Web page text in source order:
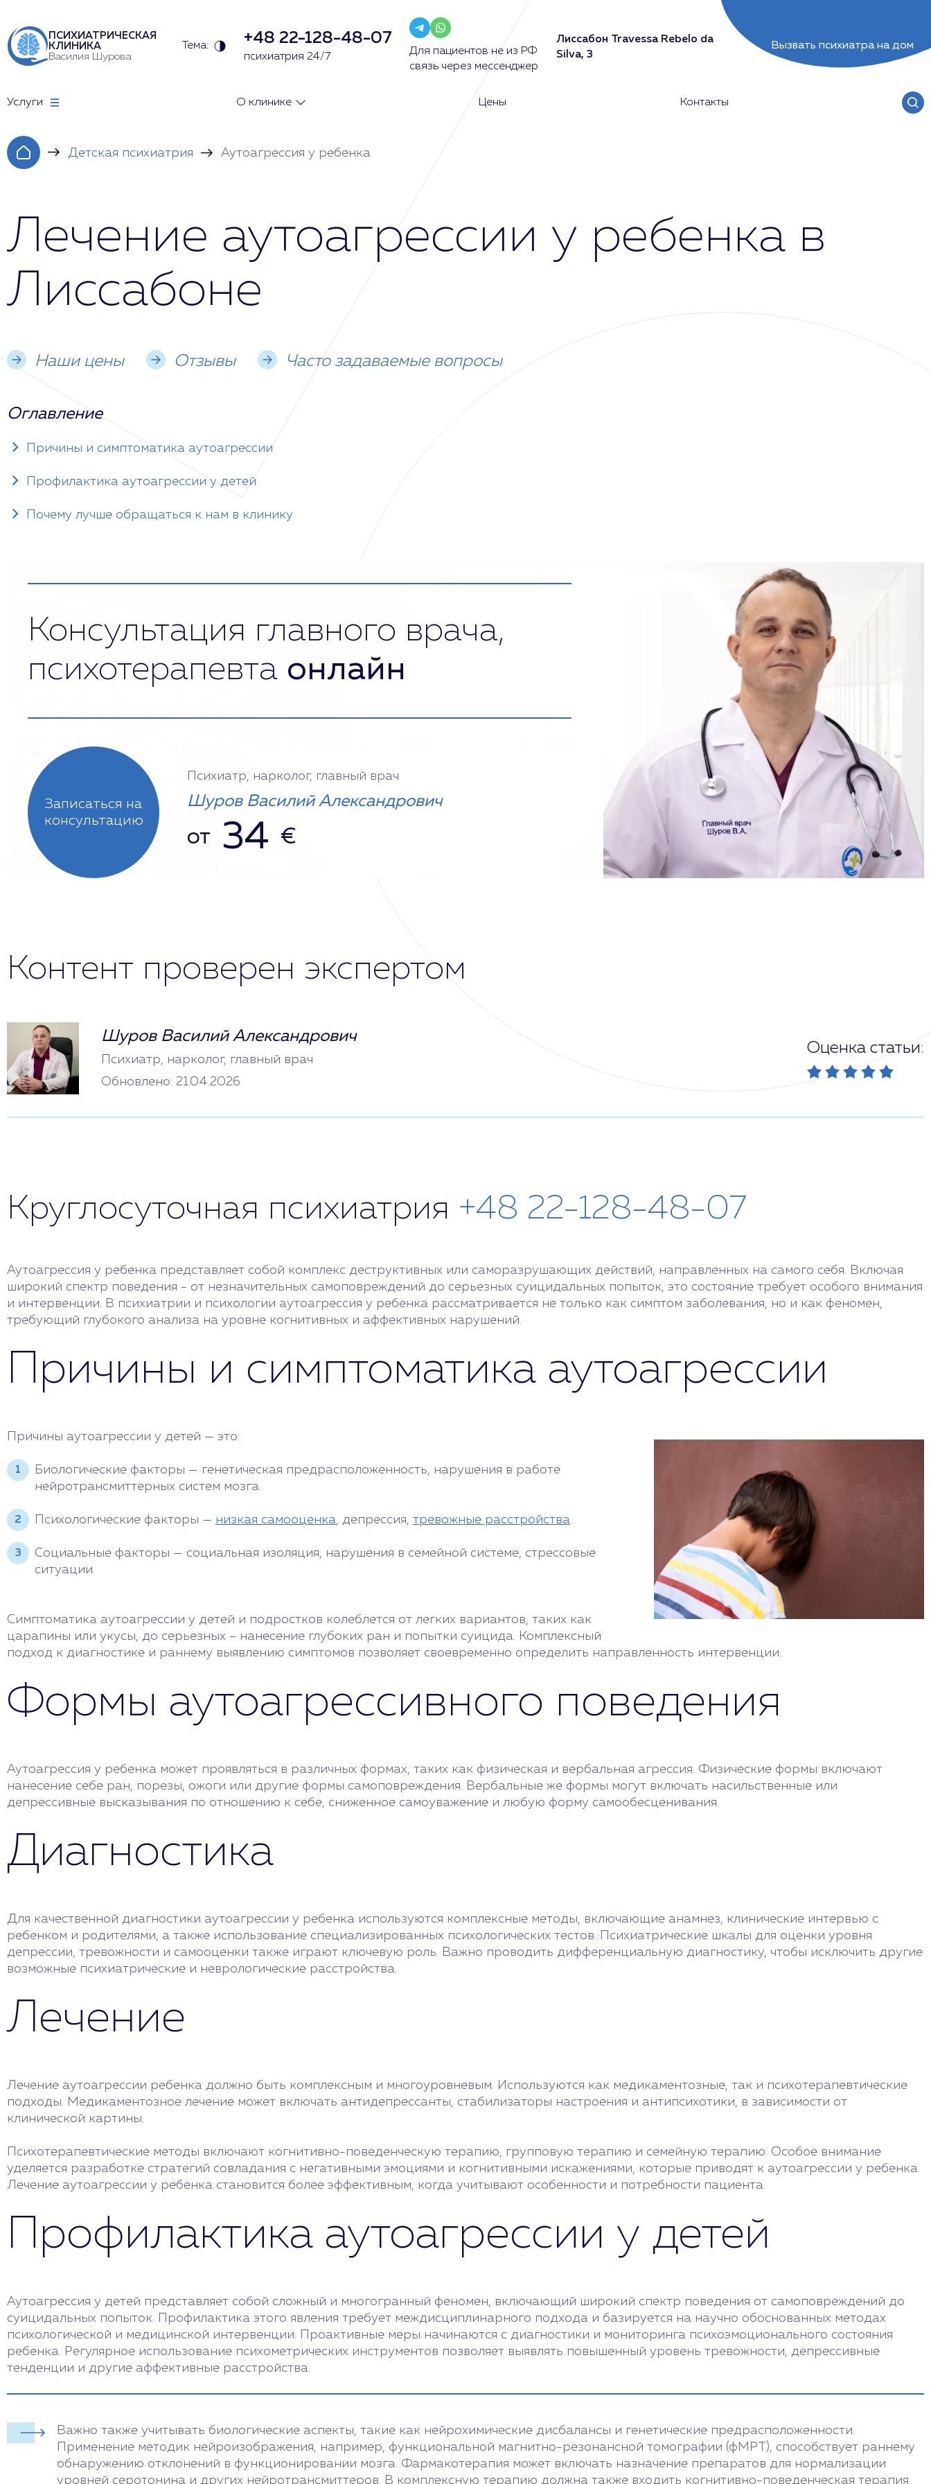
ПСИХИАТРИЧЕСКАЯ
КЛИНИКА
Василия Шурова
Тема: +48 22-128-48-07
психиатрия 24/7
Для пациентов не из РФ
связь через мессенджер
Лиссабон Travessa Rebelo da
Silva, 3
Вызвать психиатра на дом
Услуги О клинике Цены Контакты
Детская психиатрия Аутоагрессия у ребенка
Лечение аутоагрессии у ребенка в
Лиссабоне
Наши цены Отзывы Часто задаваемые вопросы
Оглавление
Причины и симптоматика аутоагрессии
Профилактика аутоагрессии у детей
Почему лучше обращаться к нам в клинику
Консультация главного врача,
психотерапевта онлайн
Записаться на
консультацию
Психиатр, нарколог, главный врач
Шуров Василий Александрович
от 34 €
Контент проверен экспертом
Шуров Василий Александрович
Психиатр, нарколог, главный врач
Обновлено: 21.04.2026
Оценка статьи:
Круглосуточная психиатрия +48 22-128-48-07
Аутоагрессия у ребенка представляет собой комплекс деструктивных или саморазрушающих действий, направленных на самого себя. Включая
широкий спектр поведения - от незначительных самоповреждений до серьезных суицидальных попыток, это состояние требует особого внимания
и интервенции. В психиатрии и психологии аутоагрессия у ребенка рассматривается не только как симптом заболевания, но и как феномен,
требующий глубокого анализа на уровне когнитивных и аффективных нарушений.
Причины и симптоматика аутоагрессии
Причины аутоагрессии у детей — это:
Биологические факторы — генетическая предрасположенность, нарушения в работе
нейротрансмиттерных систем мозга.
Психологические факторы — низкая самооценка, депрессия, тревожные расстройства.
Социальные факторы — социальная изоляция, нарушения в семейной системе, стрессовые
ситуации.
Симптоматика аутоагрессии у детей и подростков колеблется от легких вариантов, таких как
царапины или укусы, до серьезных – нанесение глубоких ран и попытки суицида. Комплексный
подход к диагностике и раннему выявлению симптомов позволяет своевременно определить направленность интервенции.
Формы аутоагрессивного поведения
Аутоагрессия у ребенка может проявляться в различных формах, таких как физическая и вербальная агрессия. Физические формы включают
нанесение себе ран, порезы, ожоги или другие формы самоповреждения. Вербальные же формы могут включать насильственные или
депрессивные высказывания по отношению к себе, сниженное самоуважение и любую форму самообесценивания.
Диагностика
Для качественной диагностики аутоагрессии у ребенка используются комплексные методы, включающие анамнез, клинические интервью с
ребенком и родителями, а также использование специализированных психологических тестов. Психиатрические шкалы для оценки уровня
депрессии, тревожности и самооценки также играют ключевую роль. Важно проводить дифференциальную диагностику, чтобы исключить другие
возможные психиатрические и неврологические расстройства.
Лечение
Лечение аутоагрессии ребенка должно быть комплексным и многоуровневым. Используются как медикаментозные, так и психотерапевтические
подходы. Медикаментозное лечение может включать антидепрессанты, стабилизаторы настроения и антипсихотики, в зависимости от
клинической картины.
Психотерапевтические методы включают когнитивно-поведенческую терапию, групповую терапию и семейную терапию. Особое внимание
уделяется разработке стратегий совладания с негативными эмоциями и когнитивными искажениями, которые приводят к аутоагрессии у ребенка.
Лечение аутоагрессии у ребенка становится более эффективным, когда учитывают особенности и потребности пациента.
Профилактика аутоагрессии у детей
Аутоагрессия у детей представляет собой сложный и многогранный феномен, включающий широкий спектр поведения от самоповреждений до
суицидальных попыток. Профилактика этого явления требует междисциплинарного подхода и базируется на научно обоснованных методах
психологической и медицинской интервенции. Проактивные меры начинаются с диагностики и мониторинга психоэмоционального состояния
ребенка. Регулярное использование психометрических инструментов позволяет выявлять повышенный уровень тревожности, депрессивные
тенденции и другие аффективные расстройства.
Важно также учитывать биологические аспекты, такие как нейрохимические дисбалансы и генетические предрасположенности.
Применение методик нейроизображения, например, функциональной магнитно-резонансной томографии (фМРТ), способствует раннему
обнаружению отклонений в функционировании мозга. Фармакотерапия может включать назначение препаратов для нормализации
уровней серотонина и других нейротрансмиттеров. В комплексную терапию должна также входить когнитивно-поведенческая терапия